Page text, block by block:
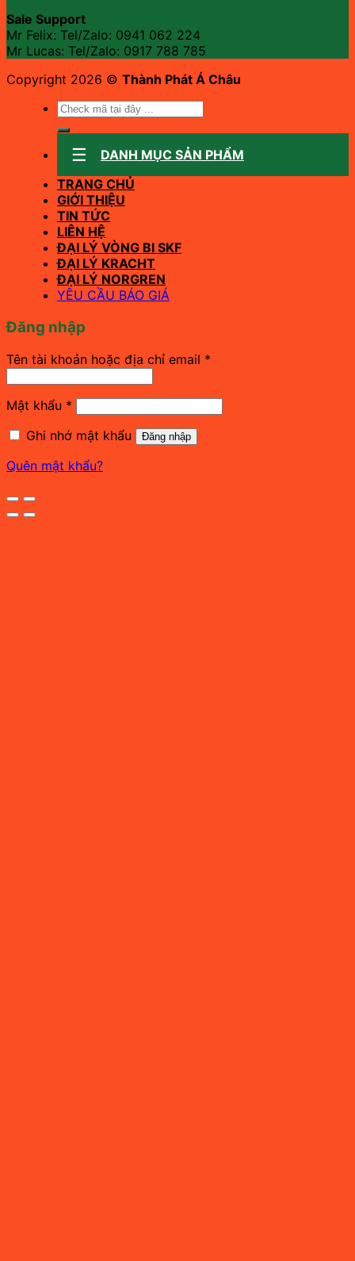
Sale Support
Mr Felix: Tel/Zalo: 0941 062 224
Mr Lucas: Tel/Zalo: 0917 788 785
Copyright 2026 © Thành Phát Á Châu
Tìm
DANH MỤC SẢN PHẨM
TRANG CHỦ
GIỚI THIỆU
TIN TỨC
LIÊN HỆ
ĐẠI LÝ VÒNG BI SKF
ĐẠI LÝ KRACHT
ĐẠI LÝ NORGREN
YÊU CẦU BÁO GIÁ
Đăng nhập
Tên tài khoản hoặc địa chỉ email *
Mật khẩu * Bắt
buộc
Ghi nhớ mật khẩu
Đăng nhập
Quên mật khẩu?